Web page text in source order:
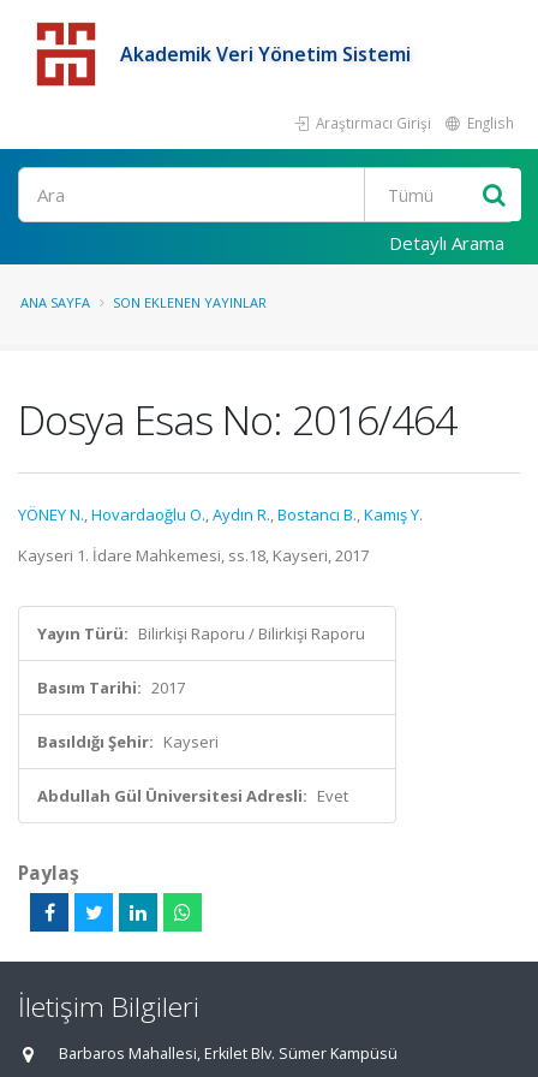
Akademik Veri Yönetim Sistemi
Araştırmacı Girişi English
Detaylı Arama
ANA SAYFA SON EKLENEN YAYINLAR
Dosya Esas No: 2016/464
YÖNEY N.,Hovardaoğlu O.,Aydın R.,Bostancı B.,Kamış Y.
Kayseri 1. İdare Mahkemesi, ss.18, Kayseri, 2017
Yayın Türü: Bilirkişi Raporu / Bilirkişi Raporu
Basım Tarihi: 2017
Basıldığı Şehir: Kayseri
Abdullah Gül Üniversitesi Adresli: Evet
Paylaş
İletişim Bilgileri
Barbaros Mahallesi, Erkilet Blv. Sümer Kampüsü